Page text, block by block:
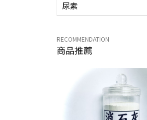
尿素
RECOMMENDATION
商品推薦